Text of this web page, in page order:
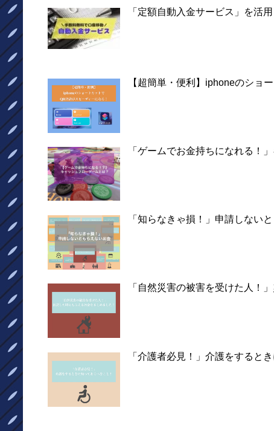
「定額自動入金サービス」を活
【超簡単・便利】iphoneのショ
「ゲームでお金持ちになれる！
「知らなきゃ損！」申請しない
「自然災害の被害を受けた人！
「介護者必見！」介護をすると